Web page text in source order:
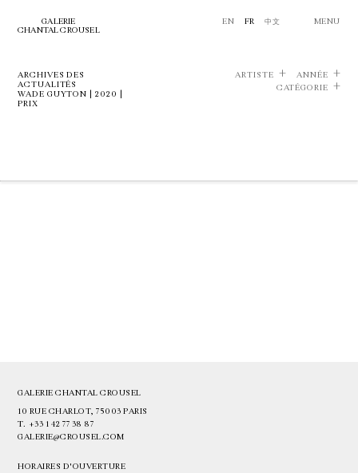
GALERIE
CHANTAL CROUSEL
EN FR 中文 MENU
ARCHIVES DES
ACTUALITÉS
WADE GUYTON | 2020 |
PRIX
ARTISTE
ANNÉE
CATÉGORIE
GALERIE CHANTAL CROUSEL
10 RUE CHARLOT, 75003 PARIS
T. +33 1 42 77 38 87
GALERIE@CROUSEL.COM
HORAIRES D'OUVERTURE